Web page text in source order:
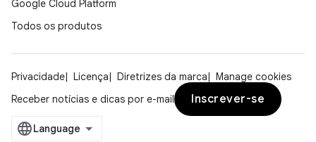
Google Cloud Platform
Todos os produtos
Privacidade Licença Diretrizes da marca
Manage cookies
Receber notícias e dicas por e-mail
Inscrever-se